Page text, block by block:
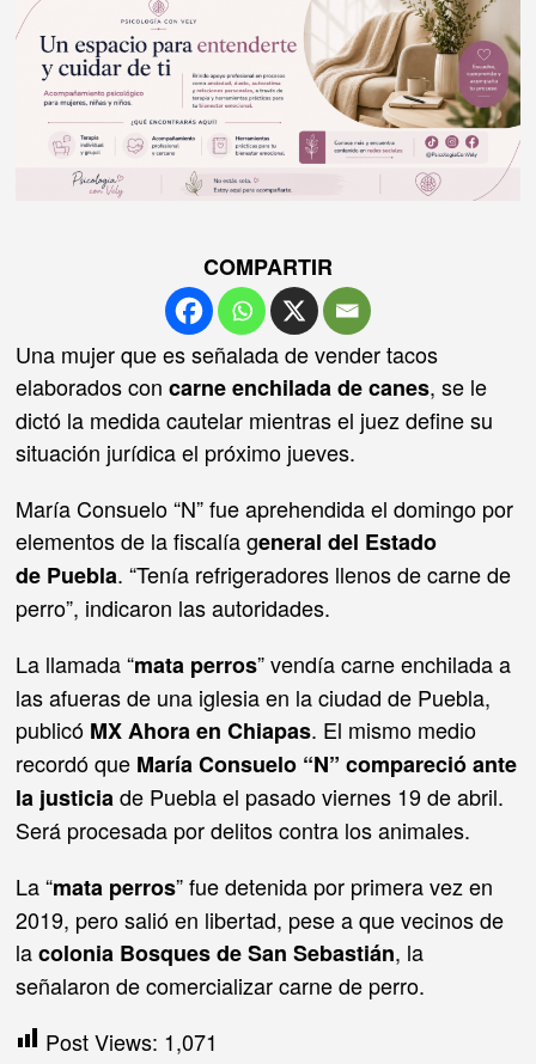
COMPARTIR
Una mujer que es señalada de vender tacos
elaborados concarne enchilada de canes, se le
dictó la medida cautelar mientras el juez define su
situación jurídica el próximo jueves.
María Consuelo “N” fue aprehendida el domingo por
elementos de la fiscalía general del Estado
de Puebla. “Tenía refrigeradores llenos de carne de
perro”, indicaron las autoridades.
La llamada “mata perros” vendía carne enchilada a
las afueras de una iglesia en la ciudad de Puebla,
publicó MX Ahora en Chiapas. El mismo medio
recordó que María Consuelo “N” compareció ante
la justiciade Puebla el pasado viernes 19 de abril.
Será procesada por delitos contra los animales.
La “mata perros” fue detenida por primera vez en
2019, pero salió en libertad, pese a que vecinos de
lacolonia Bosques de San Sebastián, la
señalaron de comercializar carne de perro.
Post Views: 1,071